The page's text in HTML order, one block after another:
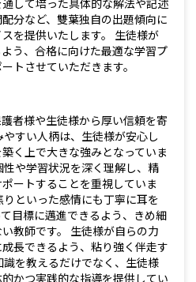
して培った具体的な解法や記述
分など、雙葉独自の出題傾向に
を提供いたします。 生徒様が
う、合格に向けた最適な学習プ
トさせていただきます。
者様や生徒様から厚い信頼を寄
すい人柄は、生徒様が安心し
く上で大きな強みとなっていま
や学習状況を深く理解し、精
ートすることを重視していま
といった感情にも丁寧に耳を
目標に邁進できるよう、きめ細
教師です。 生徒様が自らの力
長できるよう、粘り強く伴走す
を教えるだけでなく、生徒様
かつ実践的な指導を提供してい